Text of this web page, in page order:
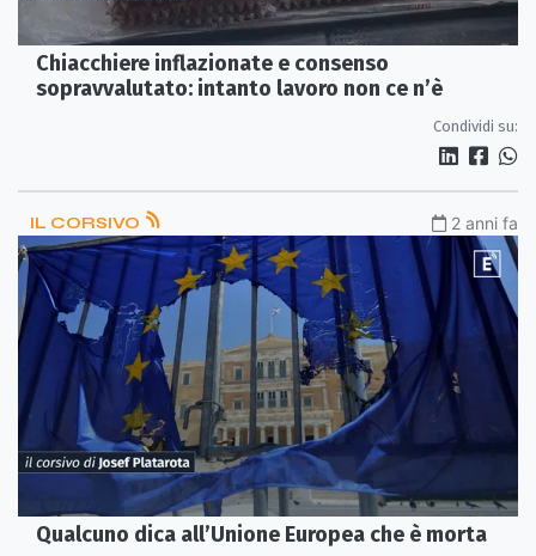
Chiacchiere inflazionate e consenso
sopravvalutato: intanto lavoro non ce n’è
Condividi su:
IL CORSIVO 2 anni fa
Qualcuno dica all’Unione Europea che è morta